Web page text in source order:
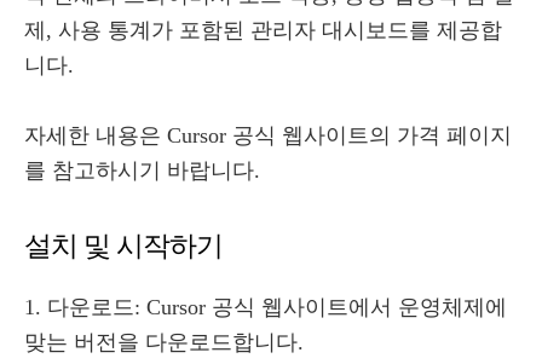
제, 사용 통계가 포함된 관리자 대시보드를 제공합
니다.
자세한 내용은 Cursor 공식 웹사이트의 가격 페이지
를 참고하시기 바랍니다.
설치 및 시작하기
1. 다운로드: Cursor 공식 웹사이트에서 운영체제에
맞는 버전을 다운로드합니다.